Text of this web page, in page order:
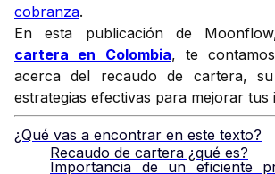
cobranza.
En esta publicación de
cartera en Colombia, te
acerca del recaudo de cartera,
estrategias efectivas para mejorar tus
¿Qué vas a encontrar en este texto?
Recaudo de cartera ¿qué es?
Importancia de un eficiente